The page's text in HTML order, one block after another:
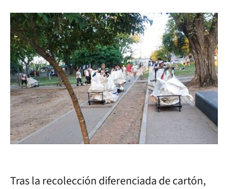
Tras la recolección diferenciada de cartón,